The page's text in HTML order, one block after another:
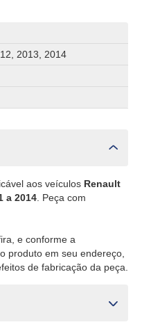
2013, 2014
aos veículos Renault
a 2014 . Peça com
e conforme a
produto em seu endereço,
de fabricação da peça.